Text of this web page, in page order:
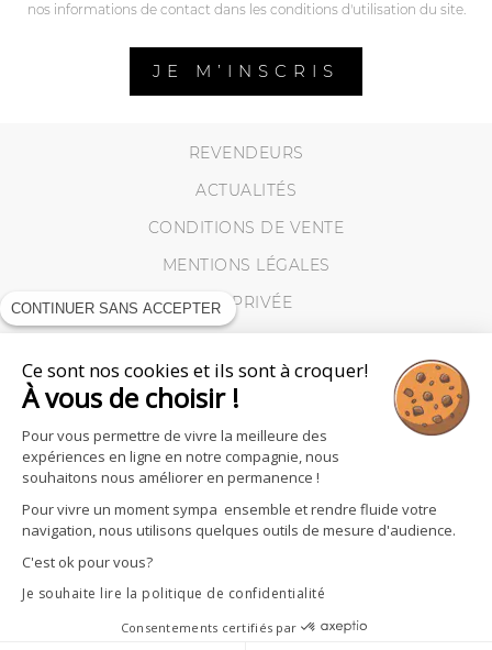
nos informations de contact dans les conditions d'utilisation du site.
JE M’INSCRIS
REVENDEURS
ACTUALITÉS
CONDITIONS DE VENTE
MENTIONS LÉGALES
VIE PRIVÉE
COOKIES
CONTINUER SANS ACCEPTER
Ce sont nos cookies et ils sont à croquer!
À vous de choisir !
Pour vous permettre de vivre la meilleure des
expériences en ligne en notre compagnie, nous
souhaitons nous améliorer en permanence !
Pour vivre un moment sympa ensemble et rendre fluide votre
navigation, nous utilisons quelques outils de mesure d'audience.
C'est ok pour vous?
Je souhaite lire la politique de confidentialité
Consentements certifiés par